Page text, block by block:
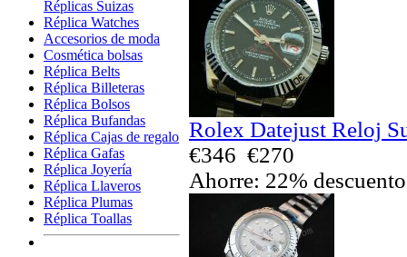
Réplicas Suizas
Réplica Watches
Accesorios de moda
Cosmética bolsas
Réplica Belts
Réplica Billeteras
Réplica Bolsos
Réplica Bufandas
Réplica Cajas de regalo
Réplica Gafas
Réplica Joyería
Réplica Llaveros
Réplica Plumas
Réplica Toallas
Rolex Datejust Reloj
€346 €270
Ahorre: 22% descuento